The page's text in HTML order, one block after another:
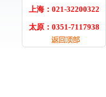
上海：021-32200322
太原：0351-7117938